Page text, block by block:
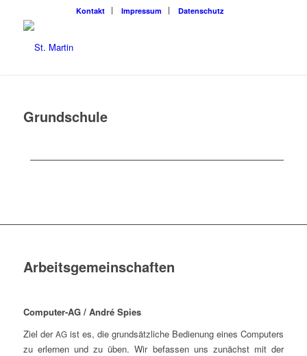
Kon­takt Impres­sum Daten­schutz
Grund­schu­le
Arbeits­ge­mein­schaf­ten
Com­pu­ter-AG / André Spies
Ziel derAGist es, die grund­sätz­li­che Bedie­nung eines Com­pu­ters
zu erler­nen und zu üben. Wir befas­sen uns zunächst mit der